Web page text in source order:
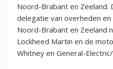
Noord-Brabant en
delegatie van overheden
Noord-Brabant en Zeeland
Lockheed Martin en de
Whitney en General-